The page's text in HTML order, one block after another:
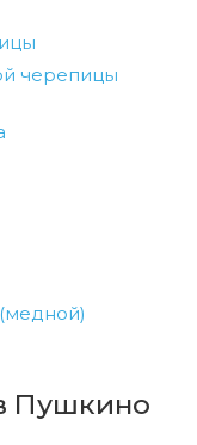
черепицы
Пушкино